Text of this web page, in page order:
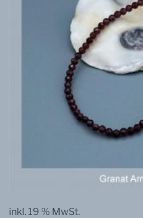
inkl. 19 % MwSt.